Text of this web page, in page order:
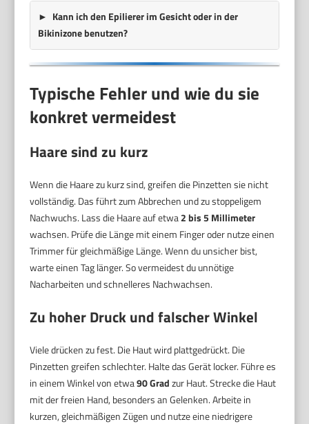
Kann ich den Epilierer im Gesicht oder in der
Bikinizone benutzen?
Typische Fehler und wie du sie
konkret vermeidest
Haare sind zu kurz
Wenn die Haare zu kurz sind, greifen die Pinzetten sie nicht
vollständig. Das führt zum Abbrechen und zu stoppeligem
Nachwuchs. Lass die Haare auf etwa2 bis 5 Millimeter
wachsen. Prüfe die Länge mit einem Finger oder nutze einen
Trimmer für gleichmäßige Länge. Wenn du unsicher bist,
warte einen Tag länger. So vermeidest du unnötige
Nacharbeiten und schnelleres Nachwachsen.
Zu hoher Druck und falscher Winkel
Viele drücken zu fest. Die Haut wird plattgedrückt. Die
Pinzetten greifen schlechter. Halte das Gerät locker. Führe es
in einem Winkel von etwa90 Gradzur Haut. Strecke die Haut
mit der freien Hand, besonders an Gelenken. Arbeite in
kurzen, gleichmäßigen Zügen und nutze eine niedrigere